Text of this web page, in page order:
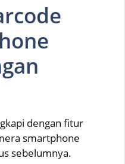
dengan fitur
smartphone
sebelumnya.